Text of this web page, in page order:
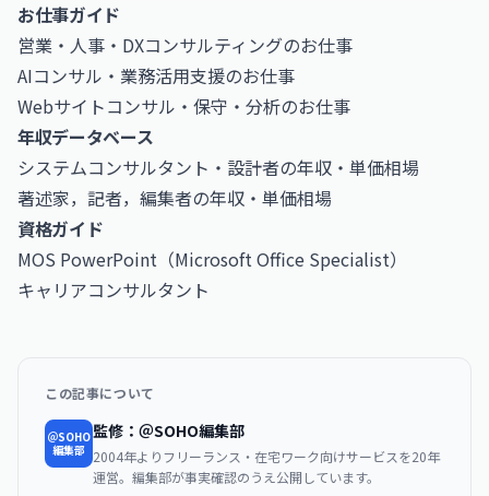
お仕事ガイド
営業・人事・DXコンサルティングのお仕事
AIコンサル・業務活用支援のお仕事
Webサイトコンサル・保守・分析のお仕事
年収データベース
システムコンサルタント・設計者の年収・単価相場
著述家，記者，編集者の年収・単価相場
資格ガイド
MOS PowerPoint（Microsoft Office Specialist）
キャリアコンサルタント
この記事について
＠SOHO
編集部
監修：＠SOHO編集部
2004年よりフリーランス・在宅ワーク向けサービスを20年
運営。編集部が事実確認のうえ公開しています。